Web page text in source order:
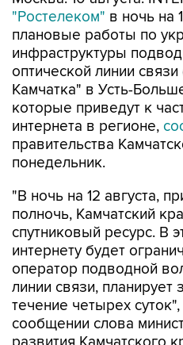
"Ростелеком" в ночь на
плановые работы по
инфраструктуры
оптической линии
Камчатка" в Усть-
которые приведут к
интернета в регионе,
правительства
понедельник.
"В ночь на 12 августа,
полночь, Камчатский
спутниковый ресурс. В
интернету будет
оператор подводной
линии связи,
течение четырех
сообщении слова